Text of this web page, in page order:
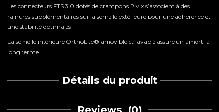
Les connecteurs FTS 3.0 dotés de crampons Pivix s’associent à des
rainures supplémentaires sur la semelle extérieure pour une adhérence et
une stabilité optimales
La semelle intérieure OrthoLite® amovible et lavable assure un amorti à
long terme
Détails du produit
Reviews (0)